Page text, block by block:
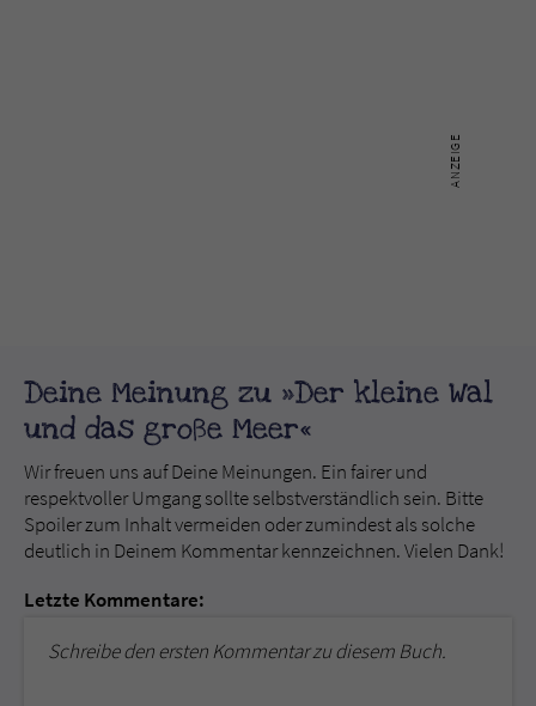
Deine Meinung zu »Der kleine Wal
und das große Meer«
Wir freuen uns auf Deine Meinungen. Ein fairer und
respektvoller Umgang sollte selbstverständlich sein. Bitte
Spoiler zum Inhalt vermeiden oder zumindest als solche
deutlich in Deinem Kommentar kennzeichnen. Vielen Dank!
Letzte Kommentare:
Schreibe den ersten Kommentar zu diesem Buch.